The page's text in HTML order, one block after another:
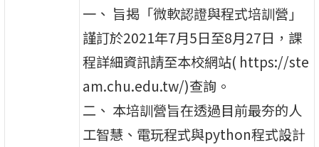
一、 旨揭「微軟認證與程式培訓營」
謹訂於2021年7月5日至8月27日，課
程詳細資訊請至本校網站( https://ste
am.chu.edu.tw/)查詢。
二、 本培訓營旨在透過目前最夯的人
工智慧、電玩程式與python程式設計